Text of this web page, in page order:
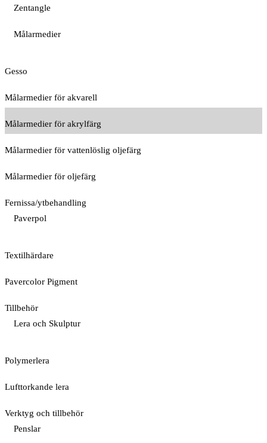
Zentangle
Målarmedier
Gesso
Målarmedier för akvarell
Målarmedier för akrylfärg
Målarmedier för vattenlöslig oljefärg
Målarmedier för oljefärg
Fernissa/ytbehandling
Paverpol
Textilhärdare
Pavercolor Pigment
Tillbehör
Lera och Skulptur
Polymerlera
Lufttorkande lera
Verktyg och tillbehör
Penslar